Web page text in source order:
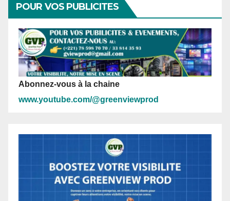
POUR VOS PUBLICITES
Abonnez-vous à la chaine
www.youtube.com/@greenviewprod